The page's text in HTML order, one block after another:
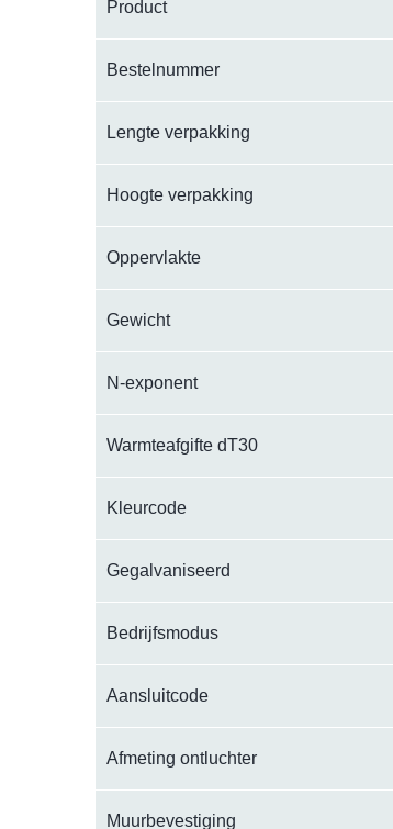
Product
Bestelnummer
Lengte verpakking
Hoogte verpakking
Oppervlakte
Gewicht
N-exponent
Warmteafgifte dT30
Kleurcode
Gegalvaniseerd
Bedrijfsmodus
Aansluitcode
Afmeting ontluchter
Muurbevestiging